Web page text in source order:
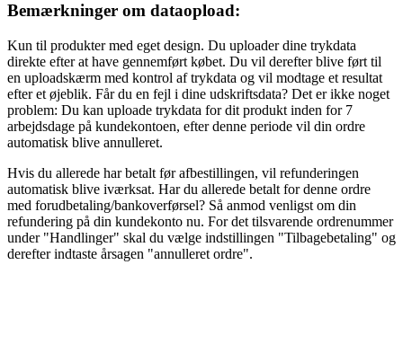
Bemærkninger om dataopload:
Kun til produkter med eget design. Du uploader dine trykdata
direkte efter at have gennemført købet. Du vil derefter blive ført til
en uploadskærm med kontrol af trykdata og vil modtage et resultat
efter et øjeblik. Får du en fejl i dine udskriftsdata? Det er ikke noget
problem: Du kan uploade trykdata for dit produkt inden for 7
arbejdsdage på kundekontoen, efter denne periode vil din ordre
automatisk blive annulleret.
Hvis du allerede har betalt før afbestillingen, vil refunderingen
automatisk blive iværksat. Har du allerede betalt for denne ordre
med forudbetaling/bankoverførsel? Så anmod venligst om din
refundering på din kundekonto nu. For det tilsvarende ordrenummer
under "Handlinger" skal du vælge indstillingen "Tilbagebetaling" og
derefter indtaste årsagen "annulleret ordre".